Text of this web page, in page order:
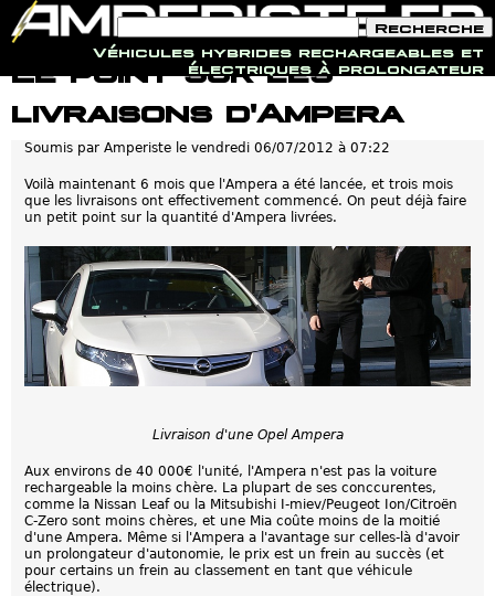
Jump to navigation
Véhicules hybrides rechargeables et
électriques à prolongateur
o
r
m
l
a
i
r
d
e
r
c
h
r
c
e
e
c
h
r
c
e
Le point sur les
livraisons d'Ampera
Soumis par Amperiste le vendredi 06/07/2012 à 07:22
Voilà maintenant 6 mois que l'Ampera a été lancée, et trois mois
que les livraisons ont effectivement commencé. On peut déjà faire
un petit point sur la quantité d'Ampera livrées.
Livraison d'une Opel Ampera
Aux environs de 40 000€ l'unité, l'Ampera n'est pas la voiture
rechargeable la moins chère. La plupart de ses conccurentes,
comme la Nissan Leaf ou la Mitsubishi I-miev/Peugeot Ion/Citroën
C-Zero sont moins chères, et une Mia coûte moins de la moitié
d'une Ampera. Même si l'Ampera a l'avantage sur celles-là d'avoir
un prolongateur d'autonomie, le prix est un frein au succès (et
pour certains un frein au classement en tant que véhicule
électrique).